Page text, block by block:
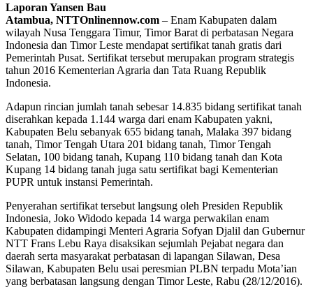
Laporan Yansen Bau
Atambua, NTTOnlinennow.com – Enam Kabupaten dalam
wilayah Nusa Tenggara Timur, Timor Barat di perbatasan Negara
Indonesia dan Timor Leste mendapat sertifikat tanah gratis dari
Pemerintah Pusat. Sertifikat tersebut merupakan program strategis
tahun 2016 Kementerian Agraria dan Tata Ruang Republik
Indonesia.
Adapun rincian jumlah tanah sebesar 14.835 bidang sertifikat tanah
diserahkan kepada 1.144 warga dari enam Kabupaten yakni,
Kabupaten Belu sebanyak 655 bidang tanah, Malaka 397 bidang
tanah, Timor Tengah Utara 201 bidang tanah, Timor Tengah
Selatan, 100 bidang tanah, Kupang 110 bidang tanah dan Kota
Kupang 14 bidang tanah juga satu sertifikat bagi Kementerian
PUPR untuk instansi Pemerintah.
Penyerahan sertifikat tersebut langsung oleh Presiden Republik
Indonesia, Joko Widodo kepada 14 warga perwakilan enam
Kabupaten didampingi Menteri Agraria Sofyan Djalil dan Gubernur
NTT Frans Lebu Raya disaksikan sejumlah Pejabat negara dan
daerah serta masyarakat perbatasan di lapangan Silawan, Desa
Silawan, Kabupaten Belu usai peresmian PLBN terpadu Mota’ian
yang berbatasan langsung dengan Timor Leste, Rabu (28/12/2016).